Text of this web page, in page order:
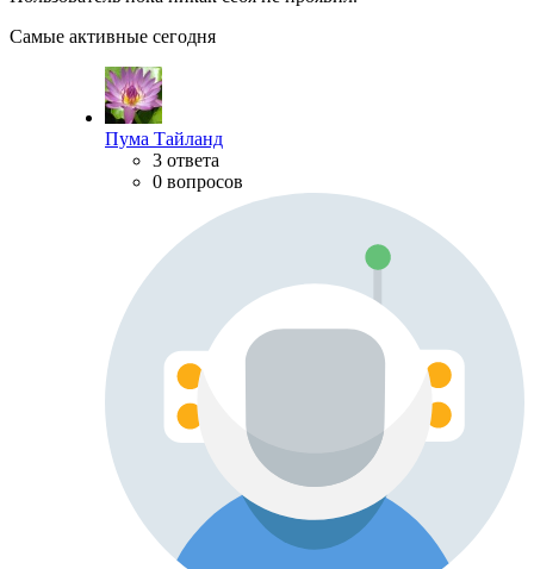
Самые активные сегодня
Пума Тайланд
3 ответа
0 вопросов